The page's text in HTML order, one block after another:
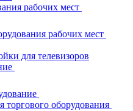
рабочих мест
рабочих мест
для телевизоров
торгового оборудования